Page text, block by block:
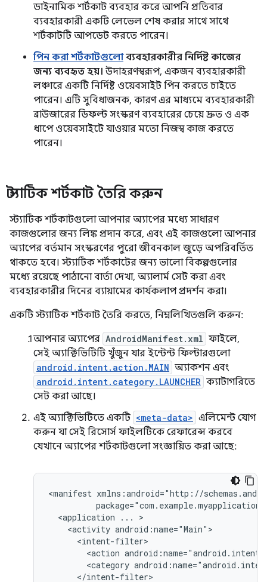
ডাইনামিক শর্টকাট ব্যবহার করে আপনি প্রতিবার
ব্যবহারকারী একটি লেভেল শেষ করার সাথে সাথে
শর্টকাটটি আপডেট করতে পারেন।
পিন করা শর্টকাটগুলোব্যবহারকারীর নির্দিষ্ট কাজের
জন্য ব্যবহৃত হয়। উদাহরণস্বরূপ, একজন ব্যবহারকারী
লঞ্চারে একটি নির্দিষ্ট ওয়েবসাইট পিন করতে চাইতে
পারেন। এটি সুবিধাজনক, কারণ এর মাধ্যমে ব্যবহারকারী
ব্রাউজারের ডিফল্ট সংস্করণ ব্যবহারের চেয়ে দ্রুত ও এক
ধাপে ওয়েবসাইটে যাওয়ার মতো নিজস্ব কাজ করতে
পারেন।
স্ট্যাটিক শর্টকাট তৈরি করুন
স্ট্যাটিক শর্টকাটগুলো আপনার অ্যাপের মধ্যে সাধারণ
কাজগুলোর জন্য লিঙ্ক প্রদান করে, এবং এই কাজগুলো আপনার
অ্যাপের বর্তমান সংস্করণের পুরো জীবনকাল জুড়ে অপরিবর্তিত
থাকতে হবে। স্ট্যাটিক শর্টকাটের জন্য ভালো বিকল্পগুলোর
মধ্যে রয়েছে পাঠানো বার্তা দেখা, অ্যালার্ম সেট করা এবং
ব্যবহারকারীর দিনের ব্যায়ামের কার্যকলাপ প্রদর্শন করা।
একটি স্ট্যাটিক শর্টকাট তৈরি করতে, নিম্নলিখিতগুলি করুন:
আপনার অ্যাপের AndroidManifest.xml ফাইলে,
সেই অ্যাক্টিভিটিটি খুঁজুন যার ইন্টেন্ট ফিল্টারগুলো
android.intent.action.MAIN অ্যাকশন এবং
android.intent.category.LAUNCHER ক্যাটাগরিতে
সেট করা আছে।
এই অ্যাক্টিভিটিতে একটি <meta-data> এলিমেন্ট যোগ
করুন যা সেই রিসোর্স ফাইলটিকে রেফারেন্স করবে
যেখানে অ্যাপের শর্টকাটগুলো সংজ্ঞায়িত করা আছে:
<manifest
<application ...
<activity
<action
<category